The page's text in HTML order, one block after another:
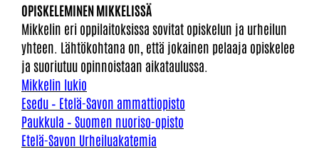
OPISKELEMINEN MIKKELISSÄ
Mikkelin eri oppilaitoksissa sovitat opiskelun ja urheilun
yhteen. Lähtökohtana on, että jokainen pelaaja opiskelee
ja suoriutuu opinnoistaan aikataulussa.
Mikkelin lukio
Esedu – Etelä-Savon ammattiopisto
Paukkula – Suomen nuoriso-opisto
Etelä-Savon Urheiluakatemia